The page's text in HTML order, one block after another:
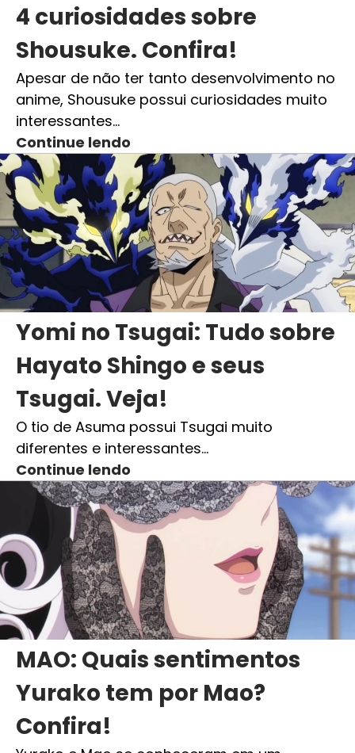
4 curiosidades sobre
Shousuke. Confira!
Apesar de não ter tanto desenvolvimento no
anime, Shousuke possui curiosidades muito
interessantes…
Continue lendo
Yomi no Tsugai: Tudo sobre
Hayato Shingo e seus
Tsugai. Veja!
O tio de Asuma possui Tsugai muito
diferentes e interessantes…
Continue lendo
MAO: Quais sentimentos
Yurako tem por Mao?
Confira!